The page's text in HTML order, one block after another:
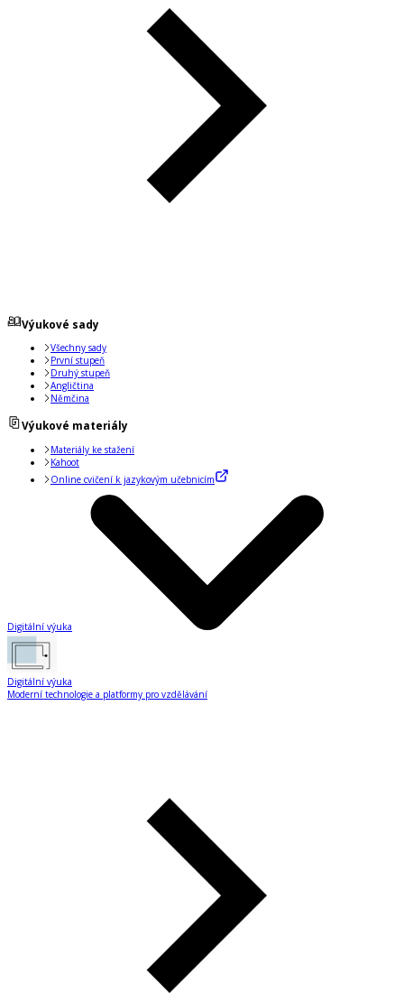
Výukové sady
Všechny sady
První stupeň
Druhý stupeň
Angličtina
Němčina
Výukové materiály
Materiály ke stažení
Kahoot
Online cvičení k jazykovým učebnicím
Digitální výuka
Digitální výuka
Moderní technologie a platformy pro vzdělávání